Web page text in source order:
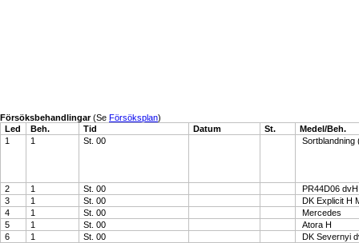
Försöksbehandlingar(Se Försöksplan)
Led
Beh. Tid Datum St.
Medel/Beh.
1
1 St. 00 Sortblandning
2 1 St. 00
PR44D06 dvH
3
1 St. 00
DK Explicit H
4
1 St. 00
Mercedes
5
1 St. 00
Atora H
6
1 St. 00
DK Severnyi